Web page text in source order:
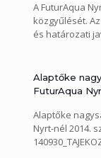
A FuturAqua
közgyűlését.
és határozati
Alaptőke
FuturAqua
Alaptőke
Nyrt-nél 2014.